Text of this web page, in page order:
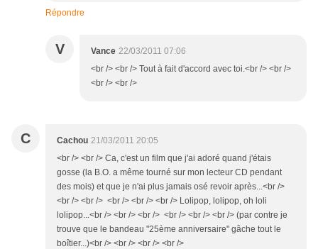
Répondre
V Vance 22/03/2011 07:06
<br /> <br /> Tout à fait d'accord avec toi.<br /> <br />
<br /> <br />
C Cachou 21/03/2011 20:05
<br /> <br /> Ca, c'est un film que j'ai adoré quand j'étais
gosse (la B.O. a même tourné sur mon lecteur CD pendant
des mois) et que je n'ai plus jamais osé revoir après...<br />
<br /> <br /> <br /> <br /> <br /> Lolipop, lolipop, oh loli
lolipop...<br /> <br /> <br /> <br /> <br /> <br /> (par contre je
trouve que le bandeau "25ème anniversaire" gâche tout le
boîtier...)<br /> <br /> <br /> <br />